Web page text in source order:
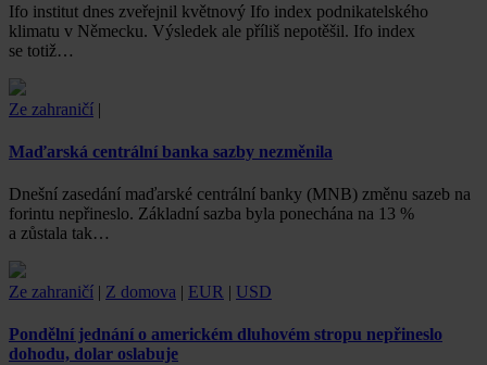
Ifo institut dnes zveřejnil květnový Ifo index podnikatelského
klimatu v Německu. Výsledek ale příliš nepotěšil. Ifo index
se totiž…
Ze zahraničí |
Maďarská centrální banka sazby nezměnila
Dnešní zasedání maďarské centrální banky (MNB) změnu sazeb na
forintu nepřineslo. Základní sazba byla ponechána na 13 %
a zůstala tak…
Ze zahraničí | Z domova | EUR | USD
Pondělní jednání o americkém dluhovém stropu nepřineslo
dohodu, dolar oslabuje